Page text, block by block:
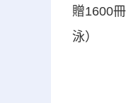
贈1600
泳）